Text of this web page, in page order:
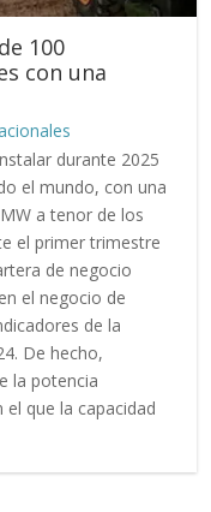
100
con una
durante 2025
el mundo, con una
a tenor de los
el primer trimestre
de negocio
el negocio de
de la
De hecho,
la potencia
que la capacidad